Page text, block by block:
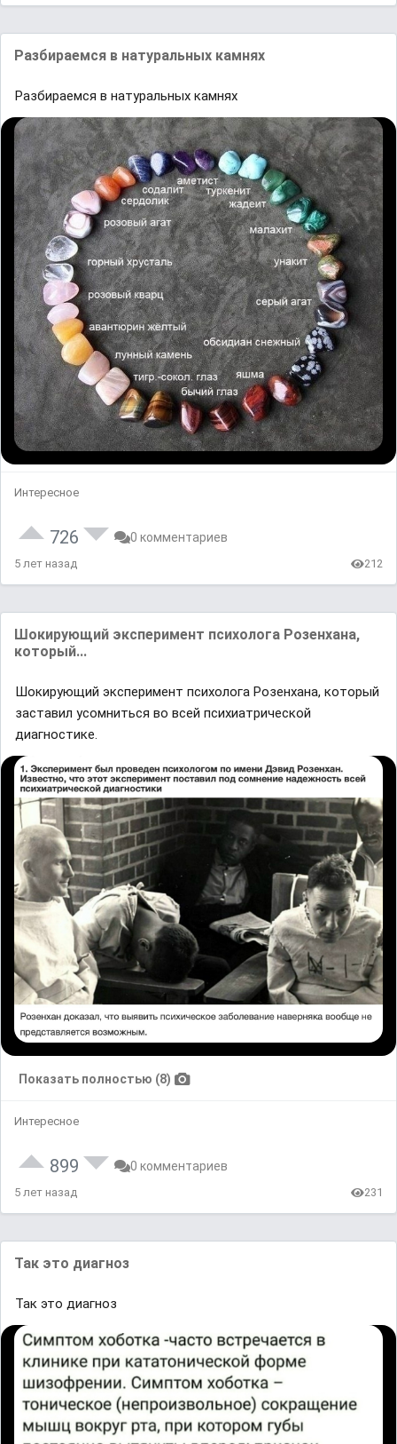
Разбираемся в натуральных камнях
Разбираемся в натуральных камнях
Интересное
726 0 комментариев
5 лет назад 212
Шокирующий экспeримент психолога Розенхана,
который...
Шокирующий экспeримент психолога Розенхана, который
заставил усомниться во вceй психиатрической
диагностике.
Показать полностью (8)
Интересное
899 0 комментариев
5 лет назад 231
Так это диагноз
Так это диагноз